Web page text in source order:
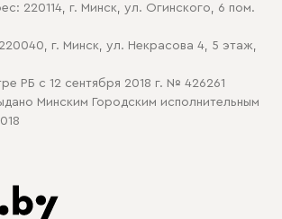
обработки cookie
220114, г. Минск, ул. Огинского, 6 пом.
г. Минск, ул. Некрасова 4, 5 этаж,
РБ с 12 сентября 2018 г. № 426261
Минским Городским исполнительным